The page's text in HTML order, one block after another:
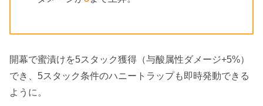
開幕で蜜漬けを5スタック獲得（与酸属性ダメージ+5%）
でき、5スタック条件のハニートラップも即時発動できる
ように。